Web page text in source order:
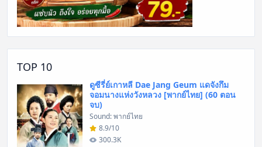
TOP 10
ดูซีรี่ย์เกาหลี Dae Jang Geum แดจังกึม
จอมนางแห่งวังหลวง [พากย์ไทย] (60 ตอน
จบ)
Sound: พากย์ไทย
8.9/10
300.3K